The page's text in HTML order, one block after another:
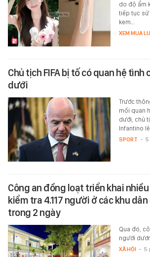
do độ ẩm
tiếp tục
kem…
XEM MUA
Chủ tịch FIFA bị tố có quan hệ tình
dưới
Trước
mối quan
dưới, chủ
Infantino
SPORT - 5
Công an đồng loạt triển khai
kiểm tra 4.117 người ở các khu
trong 2 ngày
Qua đó,
người
XÃ HỘI - 5